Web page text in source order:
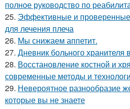
полное руководство по
25. Эффективные и
для лечения плеча
26. Мы снижаем аппетит.
27. Дневник больного хранителя
28. Восстановление костной и
современные методы и
29. Невероятное разнообразие
которые вы не знаете